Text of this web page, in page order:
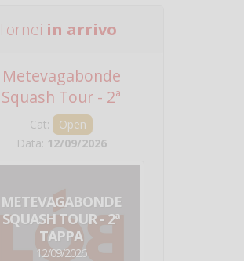
in arrivo
Metevagabonde
Squash Tour - 2ª
Tappa
Cat:
Open
Data: 12/09/2026
METEVAGABONDE
SQUASH TOUR - 2ª
TAPPA
12/09/2026